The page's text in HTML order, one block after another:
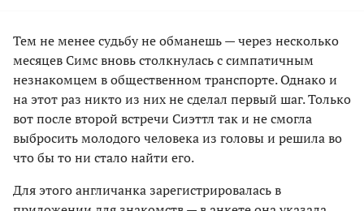
Тем не менее судьбу не обманешь — через несколько
месяцев Симс вновь столкнулась с симпатичным
незнакомцем в общественном транспорте. Однако и
на этот раз никто из них не сделал первый шаг. Только
вот после второй встречи Сиэттл так и не смогла
выбросить молодого человека из головы и решила во
что бы то ни стало найти его.
Для этого англичанка зарегистрировалась в